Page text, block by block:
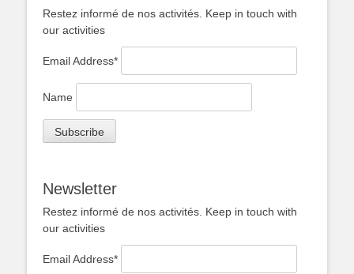
Restez informé de nos activités. Keep in touch with
our activities
Email Address*
Name
Newsletter
Restez informé de nos activités. Keep in touch with
our activities
Email Address*